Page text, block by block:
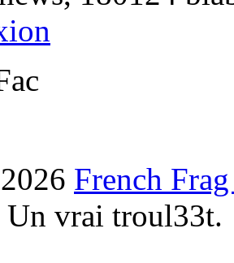
French
Un vrai troul33t.